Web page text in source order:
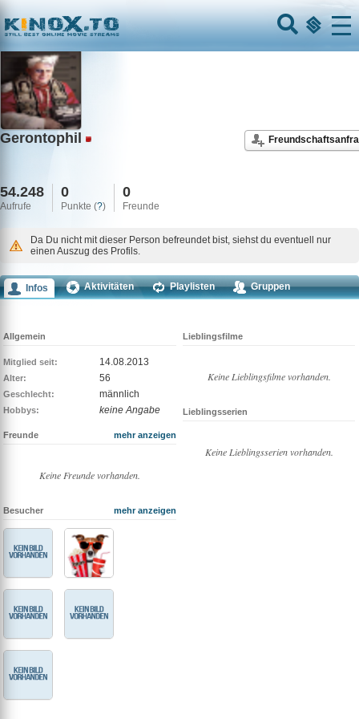
Home
Menu
Gerontophil
54.248
Aufrufe
0
Punkte (?)
0
Freunde
Da Du nicht mit dieser Person befreundet bist, siehst du eventuell nur
einen Auszug des Profils.
Infos Aktivitäten Playlisten
Gruppen
Allgemein
Mitglied seit: 14.08.2013
Alter: 56
Geschlecht: männlich
Hobbys: keine Angabe
Freunde mehr anzeigen
Keine Freunde vorhanden.
Besucher mehr anzeigen
Lieblingsfilme
Keine Lieblingsfilme vorhanden.
Lieblingsserien
Keine Lieblingsserien vorhanden.